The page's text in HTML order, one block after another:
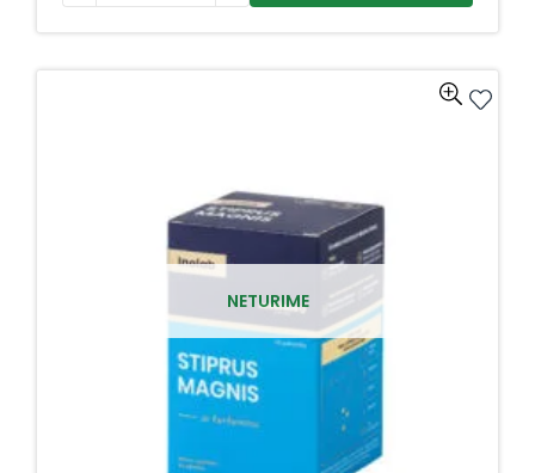
NETURIME